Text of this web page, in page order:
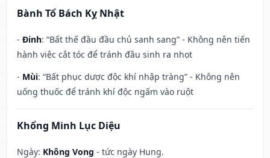
Bành Tổ Bách Kỵ Nhật
- Đinh: “Bất thế đầu đầu chủ sanh sang” - Không nên tiến
hành việc cắt tóc để tránh đầu sinh ra nhọt
- Mùi: “Bất phục dược độc khí nhập tràng” - Không nên
uống thuốc để tránh khí độc ngấm vào ruột
Khổng Minh Lục Diệu
Ngày: Không Vong - tức ngày Hung.